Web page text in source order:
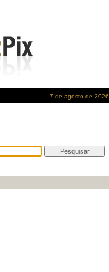
7 de agosto de 2026